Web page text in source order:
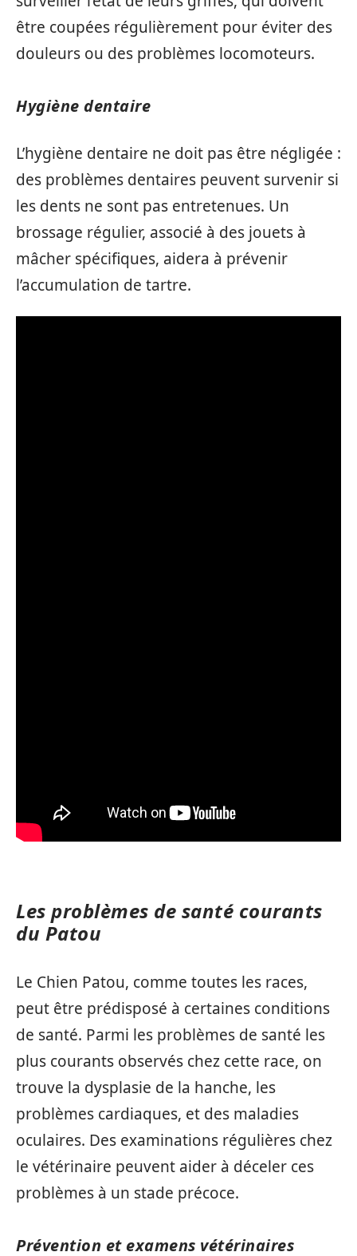
être coupées régulièrement pour éviter des
douleurs ou des problèmes locomoteurs.
Hygiène dentaire
L’hygiène dentaire ne doit pas être négligée :
des problèmes dentaires peuvent survenir si
les dents ne sont pas entretenues. Un
brossage régulier, associé à des jouets à
mâcher spécifiques, aidera à prévenir
l’accumulation de tartre.
Les problèmes de santé courants
du Patou
Le Chien Patou, comme toutes les races,
peut être prédisposé à certaines conditions
de santé. Parmi les problèmes de santé les
plus courants observés chez cette race, on
trouve la dysplasie de la hanche, les
problèmes cardiaques, et des maladies
oculaires. Des examinations régulières chez
le vétérinaire peuvent aider à déceler ces
problèmes à un stade précoce.
Prévention et examens vétérinaires